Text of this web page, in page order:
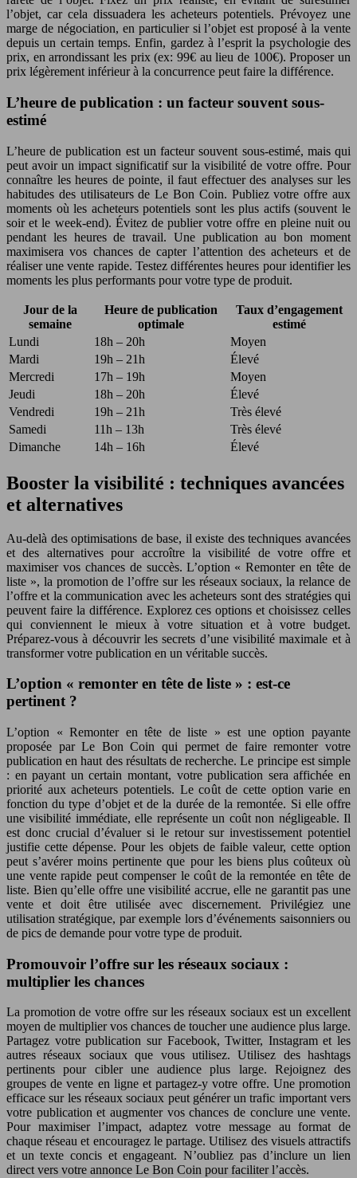
l’objet, car cela dissuadera les acheteurs potentiels. Prévoyez une
marge de négociation, en particulier si l’objet est proposé à la vente
depuis un certain temps. Enfin, gardez à l’esprit la psychologie des
prix, en arrondissant les prix (ex: 99€ au lieu de 100€). Proposer un
prix légèrement inférieur à la concurrence peut faire la différence.
L’heure de publication : un facteur souvent sous-
estimé
L’heure de publication est un facteur souvent sous-estimé, mais qui
peut avoir un impact significatif sur la visibilité de votre offre. Pour
connaître les heures de pointe, il faut effectuer des analyses sur les
habitudes des utilisateurs de Le Bon Coin. Publiez votre offre aux
moments où les acheteurs potentiels sont les plus actifs (souvent le
soir et le week-end). Évitez de publier votre offre en pleine nuit ou
pendant les heures de travail. Une publication au bon moment
maximisera vos chances de capter l’attention des acheteurs et de
réaliser une vente rapide. Testez différentes heures pour identifier les
moments les plus performants pour votre type de produit.
Jour de la
semaine
Heure de publication
optimale
Taux d’engagement
estimé
Lundi
18h – 20h
Moyen
Mardi
19h – 21h
Élevé
Mercredi
17h – 19h
Moyen
Jeudi
18h – 20h
Élevé
Vendredi
19h – 21h
Très élevé
Samedi
11h – 13h
Très élevé
Dimanche
14h – 16h Élevé
Booster la visibilité : techniques avancées
et alternatives
Au-delà des optimisations de base, il existe des techniques avancées
et des alternatives pour accroître la visibilité de votre offre et
maximiser vos chances de succès. L’option « Remonter en tête de
liste », la promotion de l’offre sur les réseaux sociaux, la relance de
l’offre et la communication avec les acheteurs sont des stratégies qui
peuvent faire la différence. Explorez ces options et choisissez celles
qui conviennent le mieux à votre situation et à votre budget.
Préparez-vous à découvrir les secrets d’une visibilité maximale et à
transformer votre publication en un véritable succès.
L’option « remonter en tête de liste » : est-ce
pertinent ?
L’option « Remonter en tête de liste » est une option payante
proposée par Le Bon Coin qui permet de faire remonter votre
publication en haut des résultats de recherche. Le principe est simple
: en payant un certain montant, votre publication sera affichée en
priorité aux acheteurs potentiels. Le coût de cette option varie en
fonction du type d’objet et de la durée de la remontée. Si elle offre
une visibilité immédiate, elle représente un coût non négligeable. Il
est donc crucial d’évaluer si le retour sur investissement potentiel
justifie cette dépense. Pour les objets de faible valeur, cette option
peut s’avérer moins pertinente que pour les biens plus coûteux où
une vente rapide peut compenser le coût de la remontée en tête de
liste. Bien qu’elle offre une visibilité accrue, elle ne garantit pas une
vente et doit être utilisée avec discernement. Privilégiez une
utilisation stratégique, par exemple lors d’événements saisonniers ou
de pics de demande pour votre type de produit.
Promouvoir l’offre sur les réseaux sociaux :
multiplier les chances
La promotion de votre offre sur les réseaux sociaux est un excellent
moyen de multiplier vos chances de toucher une audience plus large.
Partagez votre publication sur Facebook, Twitter, Instagram et les
autres réseaux sociaux que vous utilisez. Utilisez des hashtags
pertinents pour cibler une audience plus large. Rejoignez des
groupes de vente en ligne et partagez-y votre offre. Une promotion
efficace sur les réseaux sociaux peut générer un trafic important vers
votre publication et augmenter vos chances de conclure une vente.
Pour maximiser l’impact, adaptez votre message au format de
chaque réseau et encouragez le partage. Utilisez des visuels attractifs
et un texte concis et engageant. N’oubliez pas d’inclure un lien
direct vers votre annonce Le Bon Coin pour faciliter l’accès.